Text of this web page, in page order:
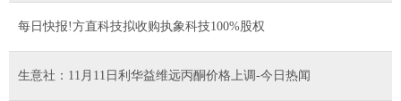
每日快报!方直科技拟收购执象科技100%股权
生意社：11月11日利华益维远丙酮价格上调-今日热闻